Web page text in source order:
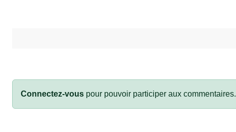
Connectez-vous pour pouvoir participer aux commentaires.